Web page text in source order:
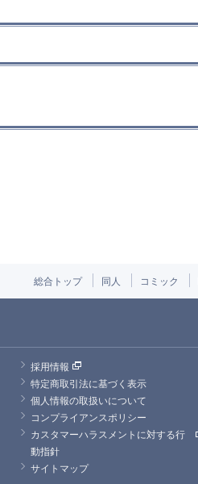
総合トップ 同人 コミック
採用情報
特定商取引法に基づく表示
個人情報の取扱いについて
コンプライアンスポリシー
カスタマーハラスメントに対する行
動指針
サイトマップ